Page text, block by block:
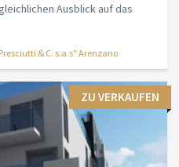
Ausblick auf das
& C. s.a.s" Arenzano
ZU VERKAUFEN